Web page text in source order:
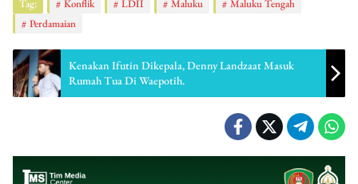
Tag: Konflik LDII Maluku
Maluku Tengah
Perdamaian
Kenakan Ifutin Dikepala, Denny Landzaat Masuk
Rumah Tua Di Waepotih.